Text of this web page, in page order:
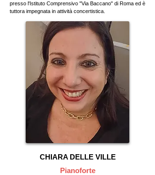
presso l'Istituto Comprensivo "Via Baccano" di Roma ed è
tuttora impegnata in attività concertistica.
CHIARA DELLE VILLE
Pianoforte